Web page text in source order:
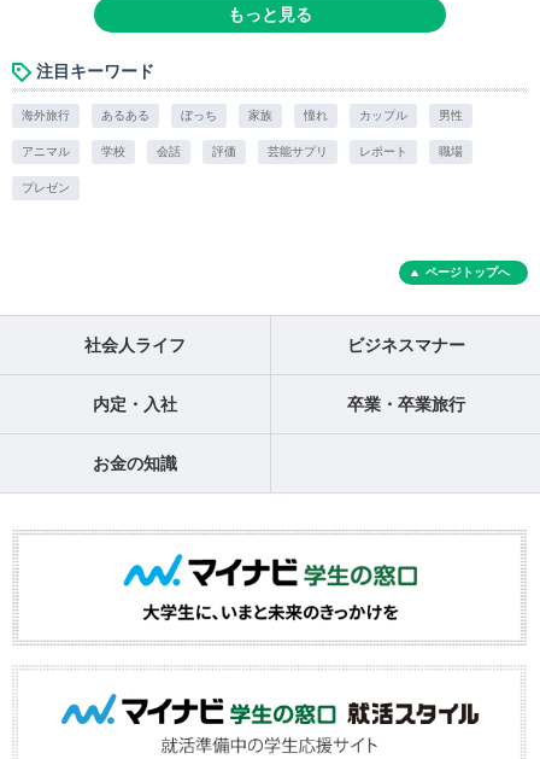
もっと見る
注目キーワード
海外旅行 あるある ぼっち 家族 憧れ カップル 男性
アニマル 学校 会話 評価 芸能サプリ レポート 職場
プレゼン
ページトップへ
社会人ライフ ビジネスマナー
内定・入社 卒業・卒業旅行
お金の知識